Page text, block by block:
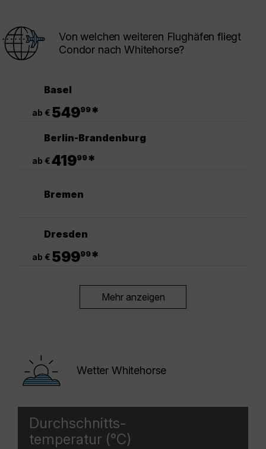
Von welchen weiteren Flughäfen fliegt
Condor nach Whitehorse?
Basel
ab € 54999*
Berlin-Brandenburg
ab €41999*
Bremen
Dresden
ab € 59999*
Mehr anzeigen
Wetter Whitehorse
Durchschnitts-
temperatur (°C)